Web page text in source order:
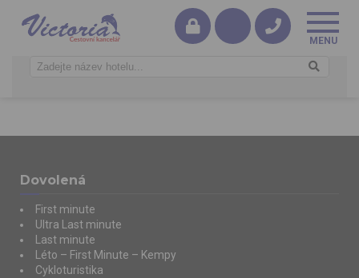
Dovolená
First minute
Ultra Last minute
Last minute
Léto – First Minute – Kempy
Cykloturistika